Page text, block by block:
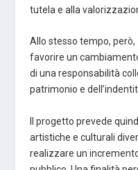
tutela e alla
Allo stesso tempo,
favorire un
di una responsabilità
patrimonio e
Il progetto prevede
artistiche e culturali
realizzare un